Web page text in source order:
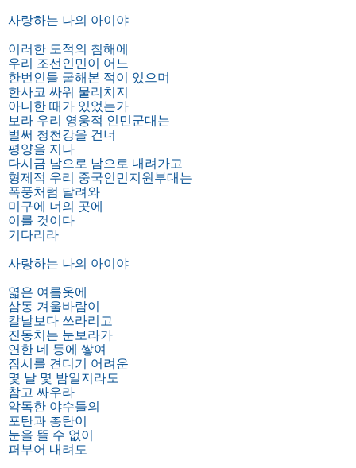
사랑하는 나의 아이야
이러한 도적의 침해에
우리 조선인민이 어느
한번인들 굴해본 적이 있으며
한사코 싸워 물리치지
아니한 때가 있었는가
보라 우리 영웅적 인민군대는
벌써 청천강을 건너
평양을 지나
다시금 남으로 남으로 내려가고
형제적 우리 중국인민지원부대는
폭풍처럼 달려와
미구에 너의 곳에
이를 것이다
기다리라
사랑하는 나의 아이야
엷은 여름옷에
삼동 겨울바람이
칼날보다 쓰라리고
진동치는 눈보라가
연한 네 등에 쌓여
잠시를 견디기 어려운
몇 날 몇 밤일지라도
참고 싸우라
악독한 야수들의
포탄과 총탄이
눈을 뜰 수 없이
퍼부어 내려도